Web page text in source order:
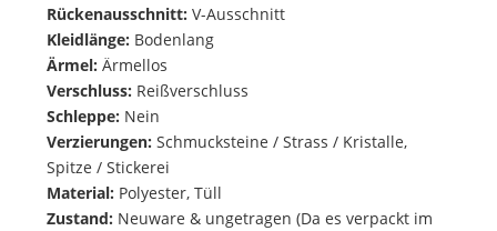
Rückenausschnitt:V-Ausschnitt
Kleidlänge: Bodenlang
Ärmel: Ärmellos
Verschluss: Reißverschluss
Schleppe: Nein
Verzierungen:Schmucksteine / Strass / Kristalle,
Spitze / Stickerei
Material: Polyester, Tüll
Zustand: Neuware & ungetragen (Da es verpackt im